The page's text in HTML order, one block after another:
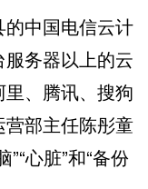
中国电信云计
务器以上的云
、腾讯、搜狗
部主任陈彤童
心脏”和“备份